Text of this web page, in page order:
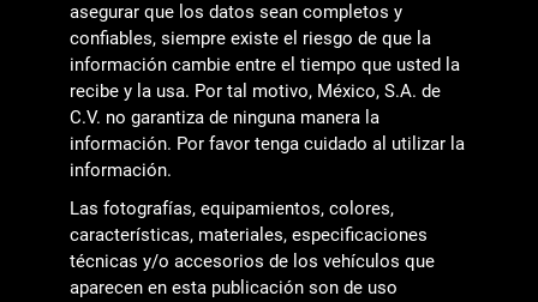
asegurar que los datos sean completos y
confiables, siempre existe el riesgo de que la
información cambie entre el tiempo que usted la
recibe y la usa. Por tal motivo, México, S.A. de
C.V. no garantiza de ninguna manera la
información. Por favor tenga cuidado al utilizar la
información.
Las fotografías, equipamientos, colores,
características, materiales, especificaciones
técnicas y/o accesorios de los vehículos que
aparecen en esta publicación son de uso